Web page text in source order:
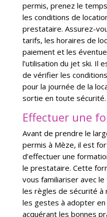
permis, prenez le
les conditions de
prestataire. Assurez-
tarifs, les horaires de
paiement et les
l’utilisation du jet ski. Il
de vérifier les
pour la journée de la
sortie en toute sécurité.
Effectuer une
Avant de prendre le
permis à Mèze, il est
d’effectuer une
le prestataire. Cette
vous familiariser avec
les règles de sécurité à
les gestes à adopter en
acquérant les bonnes